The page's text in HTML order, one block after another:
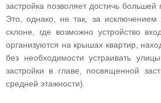
застройка позволяет достичь большей
Это, однако, не так, за исключением
склоне, где возможно устройство
организуются на крышах квартир,
без необходимости устраивать
застройки в главе, посвященной
средней этажности).